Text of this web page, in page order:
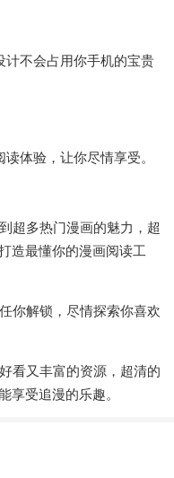
计不会占用你手机的宝贵
体验，让你尽情享受。
超多热门漫画的魅力，超
造最懂你的漫画阅读工
你解锁，尽情探索你喜欢
看又丰富的资源，超清的
享受追漫的乐趣。